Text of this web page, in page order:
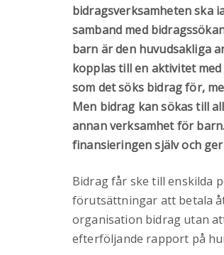
bidragsverksamheten ska
samband med
barn är den huvudsakliga
kopplas till en aktivitet
som det söks bidrag för,
Men bidrag kan sökas till
annan verksamhet för
finansieringen själv och
Bidrag får ske till enskilda
förutsättningar att betala
organisation bidrag utan
efterföljande rapport på